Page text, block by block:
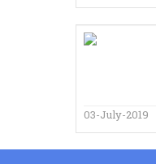
03-July-2019